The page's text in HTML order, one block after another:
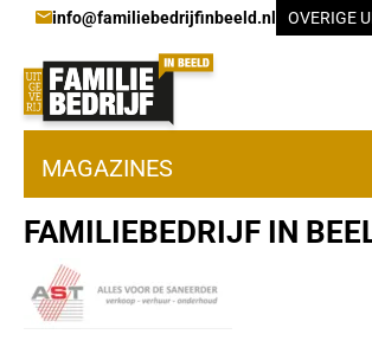
info@familiebedrijfinbeeld.nl OVERIGE
MAGAZINES
FAMILIEBEDRIJF IN